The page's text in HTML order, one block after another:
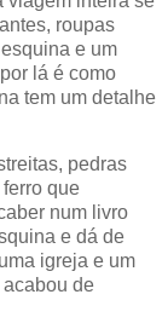
roupas
e um
lá é como
tem um detalhe
pedras
que
num livro
e dá de
igreja e um
de